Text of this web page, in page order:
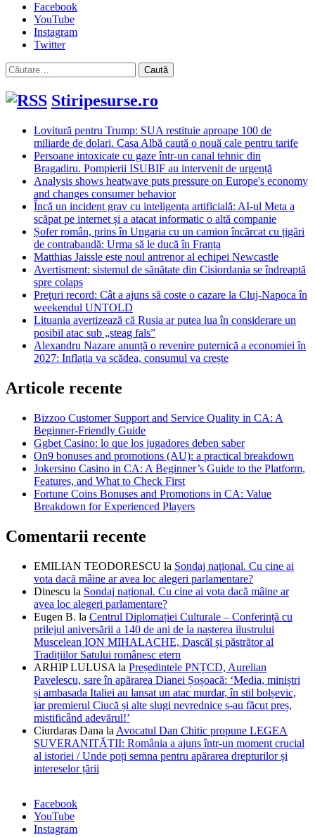
Facebook
YouTube
Instagram
Twitter
Caută
după:
Stiripesurse.ro
Lovitură pentru Trump: SUA restituie aproape 100 de
miliarde de dolari. Casa Albă caută o nouă cale pentru tarife
Persoane intoxicate cu gaze într-un canal tehnic din
Bragadiru. Pompierii ISUBIF au intervenit de urgență
Analysis shows heatwave puts pressure on Europe's economy
and changes consumer behavior
Încă un incident grav cu inteligența artificială: AI-ul Meta a
scăpat pe internet și a atacat informatic o altă companie
Șofer român, prins în Ungaria cu un camion încărcat cu țigări
de contrabandă: Urma să le ducă în Franța
Matthias Jaissle este noul antrenor al echipei Newcastle
Avertisment: sistemul de sănătate din Cisiordania se îndreaptă
spre colaps
Preţuri record: Cât a ajuns să coste o cazare la Cluj-Napoca în
weekendul UNTOLD
Lituania avertizează că Rusia ar putea lua în considerare un
posibil atac sub „steag fals”
Alexandru Nazare anunță o revenire puternică a economiei în
2027: Inflația va scădea, consumul va crește
Articole recente
Bizzoo Customer Support and Service Quality in CA: A
Beginner-Friendly Guide
Ggbet Casino: lo que los jugadores deben saber
On9 bonuses and promotions (AU): a practical breakdown
Jokersino Casino in CA: A Beginner’s Guide to the Platform,
Features, and What to Check First
Fortune Coins Bonuses and Promotions in CA: Value
Breakdown for Experienced Players
Comentarii recente
EMILIAN TEODORESCU la Sondaj național. Cu cine ai
vota dacă mâine ar avea loc alegeri parlamentare?
Dinescu la Sondaj național. Cu cine ai vota dacă mâine ar
avea loc alegeri parlamentare?
Eugen B. la Centrul Diplomației Culturale – Conferință cu
prilejul aniversării a 140 de ani de la nașterea ilustrului
Muscelean ION MIHALACHE, Dascăl și păstrător al
Tradițiilor Satului românesc etern
ARHIP LULUSA la Președintele PNȚCD, Aurelian
Pavelescu, sare în apărarea Dianei Șoșoacă: ‘Media, miniștri
și ambasada Italiei au lansat un atac murdar, în stil bolșevic,
iar premierul Ciucă și alte slugi nevrednice s-au făcut preș,
mistificând adevărul!’
Ciurdaras Dana la Avocatul Dan Chitic propune LEGEA
SUVERANITĂȚII: România a ajuns într-un moment crucial
al istoriei / Unde poți semna pentru apărarea drepturilor și
intereselor țării
Facebook
YouTube
Instagram